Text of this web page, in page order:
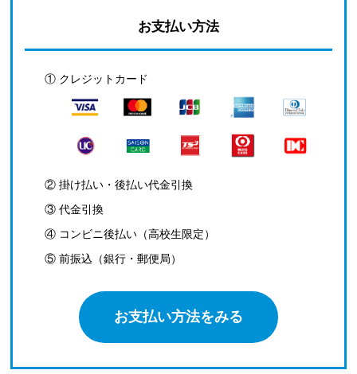
お支払い方法
① クレジットカード
② 掛け払い・後払い代金引換
③ 代金引換
④ コンビニ後払い（高校生限定）
⑤ 前振込（銀行・郵便局）
お支払い方法をみる